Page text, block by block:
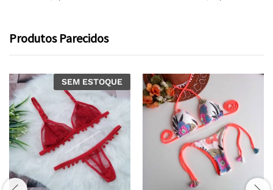
Produtos Parecidos
SEM ESTOQUE